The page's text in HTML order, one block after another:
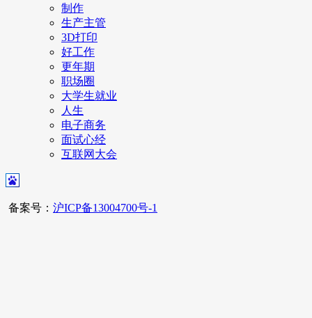
制作
生产主管
3D打印
好工作
更年期
职场圈
大学生就业
人生
电子商务
面试心经
互联网大会
备案号： 沪ICP备13004700号-1